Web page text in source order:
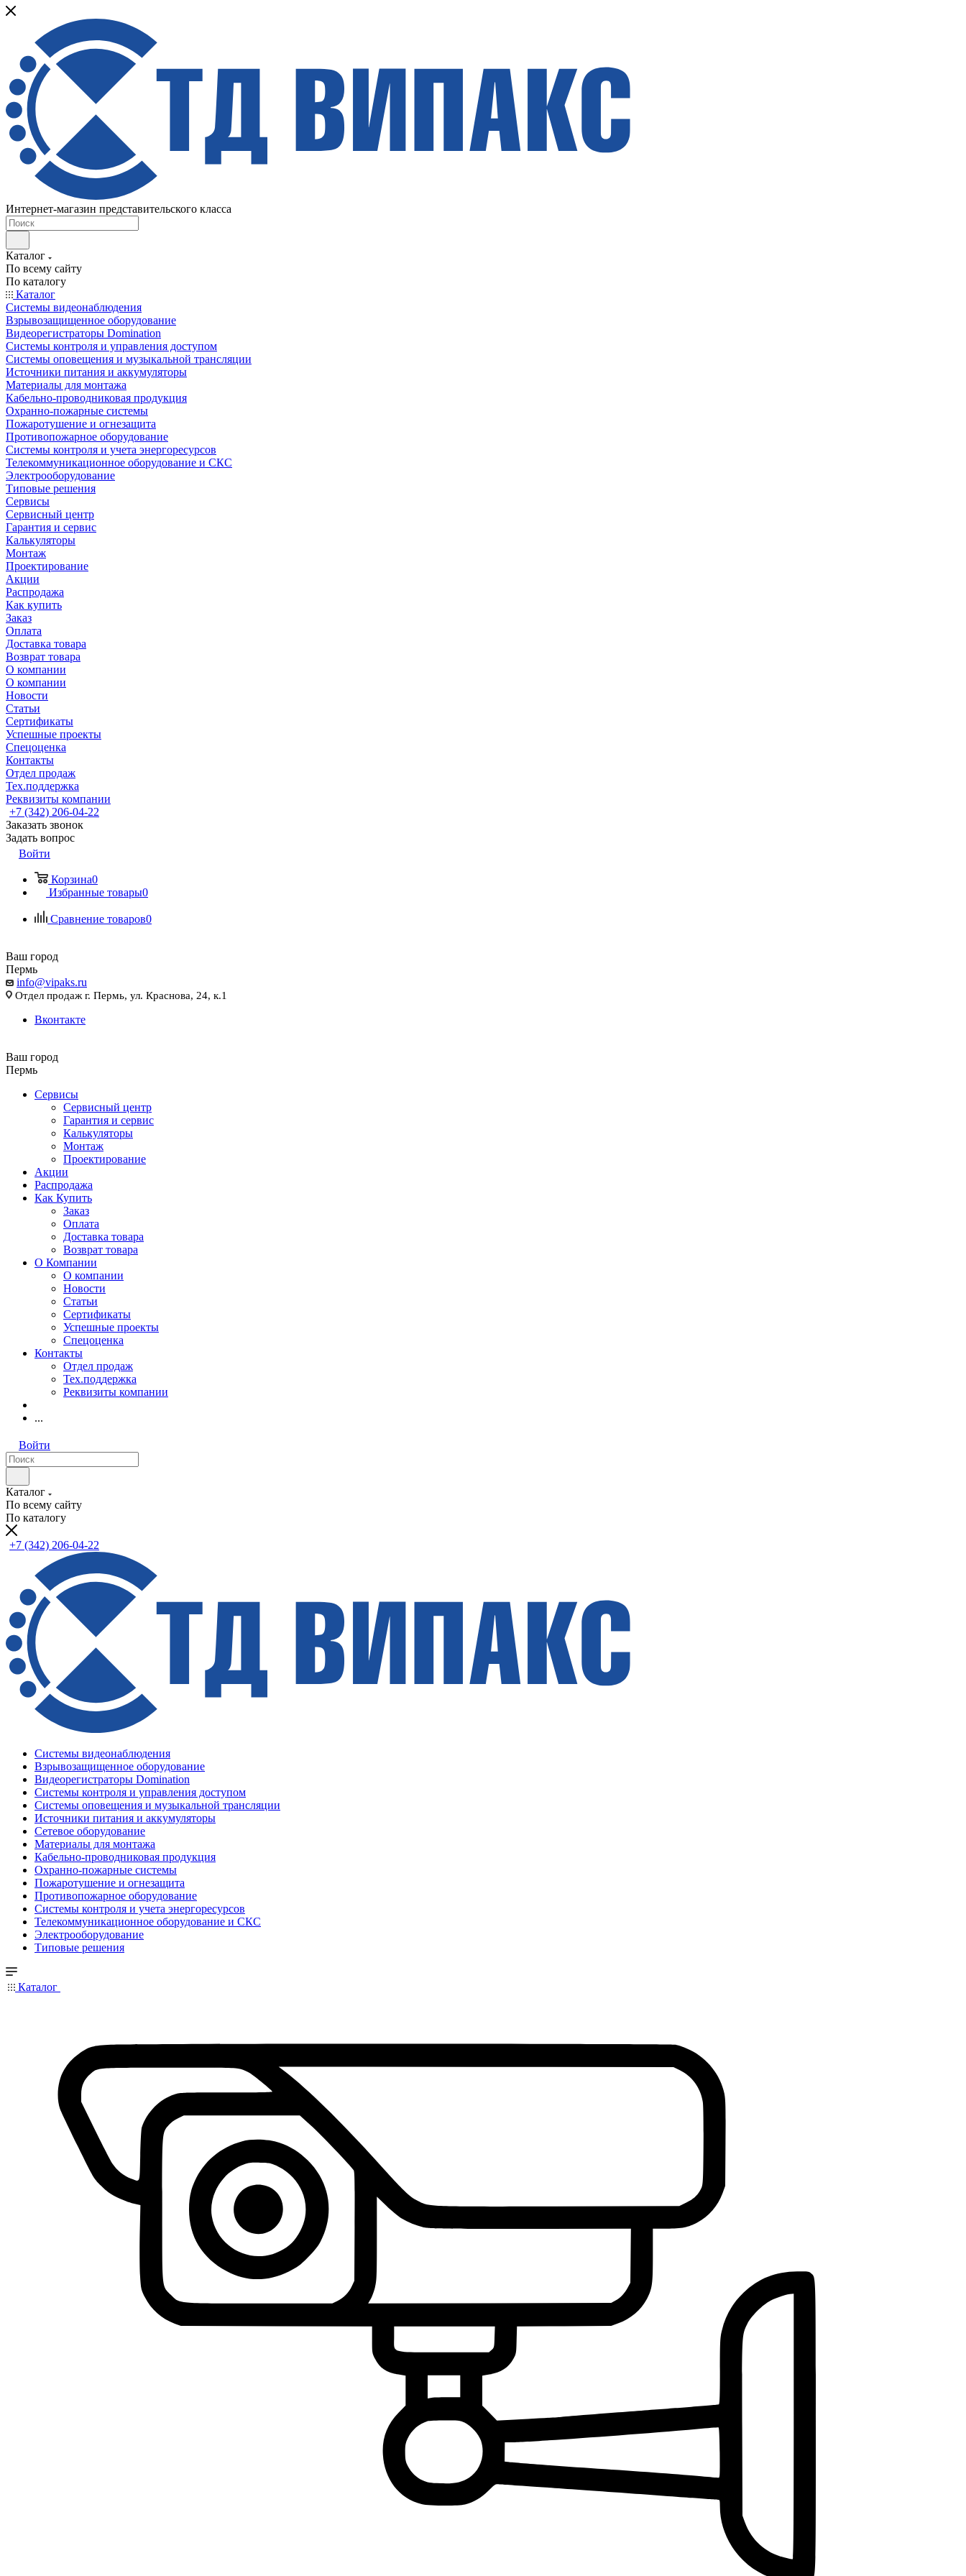
Интернет-магазин представительского класса
Каталог
По всему сайту
По каталогу
Каталог
Системы видеонаблюдения
Взрывозащищенное оборудование
Видеорегистраторы Domination
Системы контроля и управления доступом
Системы оповещения и музыкальной трансляции
Источники питания и аккумуляторы
Материалы для монтажа
Кабельно-проводниковая продукция
Охранно-пожарные системы
Пожаротушение и огнезащита
Противопожарное оборудование
Системы контроля и учета энергоресурсов
Телекоммуникационное оборудование и СКС
Электрооборудование
Типовые решения
Сервисы
Сервисный центр
Гарантия и сервис
Калькуляторы
Монтаж
Проектирование
Акции
Распродажа
Как купить
Заказ
Оплата
Доставка товара
Возврат товара
О компании
О компании
Новости
Статьи
Сертификаты
Успешные проекты
Спецоценка
Контакты
Отдел продаж
Тех.поддержка
Реквизиты компании
+7 (342) 206-04-22
Заказать звонок
Задать вопрос
Войти
Корзина0
Избранные товары0
Сравнение товаров0
Ваш город
Пермь
info@vipaks.ru
Отдел продаж г. Пермь, ул. Краснова, 24, к.1
Вконтакте
Ваш город
Пермь
Сервисы
Сервисный центр
Гарантия и сервис
Калькуляторы
Монтаж
Проектирование
Акции
Распродажа
Как Купить
Заказ
Оплата
Доставка товара
Возврат товара
О Компании
О компании
Новости
Статьи
Сертификаты
Успешные проекты
Спецоценка
Контакты
Отдел продаж
Тех.поддержка
Реквизиты компании
...
Войти
Каталог
По всему сайту
По каталогу
+7 (342) 206-04-22
Системы видеонаблюдения
Взрывозащищенное оборудование
Видеорегистраторы Domination
Системы контроля и управления доступом
Системы оповещения и музыкальной трансляции
Источники питания и аккумуляторы
Сетевое оборудование
Материалы для монтажа
Кабельно-проводниковая продукция
Охранно-пожарные системы
Пожаротушение и огнезащита
Противопожарное оборудование
Системы контроля и учета энергоресурсов
Телекоммуникационное оборудование и СКС
Электрооборудование
Типовые решения
Каталог